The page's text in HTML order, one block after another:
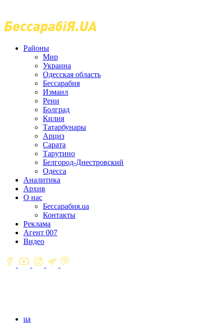
Районы
Мир
Украина
Одесская область
Бессарабия
Измаил
Рени
Болград
Килия
Татарбунары
Арциз
Сарата
Тарутино
Белгород-Днестровский
Одесса
Аналитика
Архив
О нас
Бессарабия.ua
Контакты
Реклама
Агент 007
Видео
ua